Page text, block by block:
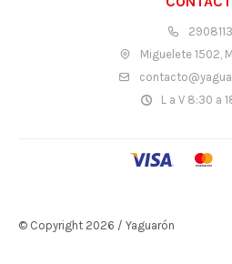
Miguelete 1502,
L a V 8:30 a
© Copyright 2026 / Yaguarón